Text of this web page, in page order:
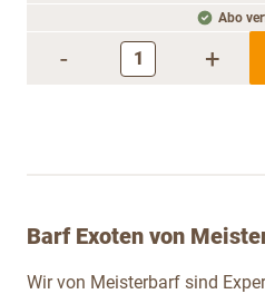
Abo
- +
Barf Exoten von
Wir von Meisterbarf sind